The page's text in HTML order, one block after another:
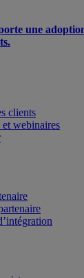
une
clients
et webinaires